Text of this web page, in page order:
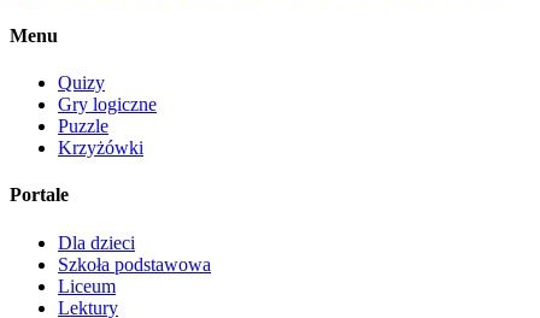
Menu
Quizy
Gry logiczne
Puzzle
Krzyżówki
Portale
Dla dzieci
Szkoła podstawowa
Liceum
Lektury